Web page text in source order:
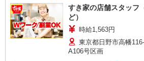
すき家の店舗スタッフ
ど）
時給1,563円
東京都日野市高幡
A106号区画